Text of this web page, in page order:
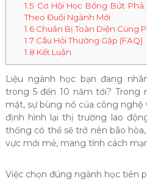
1.5 Cơ Hội Học Bổng Bứt
Theo Đuổi Ngành Mới
1.6Chuẩn Bị Toàn Diện Cùng
1.7 Câu Hỏi Thường Gặp (FAQ)
1.8 Kết Luận
Liệu ngành học bạn đang
trong 5 đến 10 năm tới?
mặt, sự bùng nổ của công nghệ
định hình lại thị trường lao
thống có thể sẽ trở nên bão
vực mới mẻ, mang tính cách
Việc chọn đúng ngành học tiên